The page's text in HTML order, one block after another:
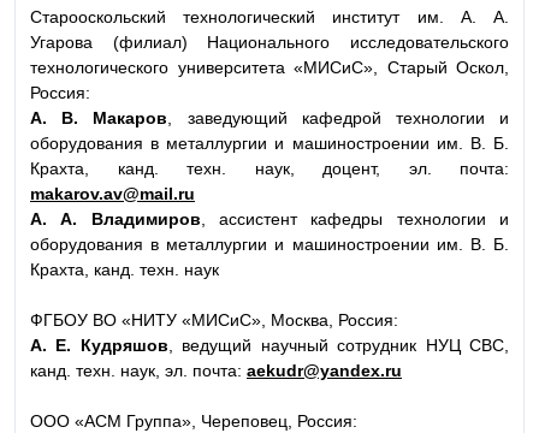
Старооскольский технологический институт им. А. А.
Угарова (филиал) Национального исследовательского
технологического университета «МИСиС», Старый Оскол,
Россия:
А. В. Макаров, заведующий кафедрой технологии и
оборудования в металлургии и машиностроении им. В. Б.
Крахта, канд. техн. наук, доцент, эл. почта:
makarov.av@mail.ru
А. А. Владимиров, ассистент кафедры технологии и
оборудования в металлургии и машиностроении им. В. Б.
Крахта, канд. техн. наук
ФГБОУ ВО «НИТУ «МИСиС», Москва, Россия:
А. Е. Кудряшов, ведущий научный сотрудник НУЦ СВС,
канд. техн. наук, эл. почта: aekudr@yandex.ru
ООО «АСМ Группа», Череповец, Россия: